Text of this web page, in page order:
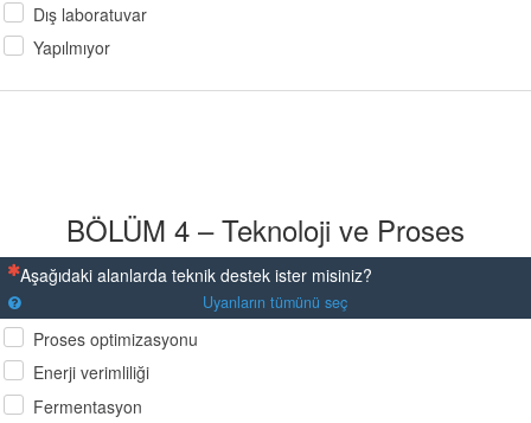
Dış laboratuvar
Yapılmıyor
BÖLÜM 4 – Teknoloji ve Proses
(Bu sorunun yanıtlanması zorunludur)
Aşağıdaki alanlarda teknik destek ister misiniz?
Uyanların tümünü seç
Proses optimizasyonu
Enerji verimliliği
Fermentasyon